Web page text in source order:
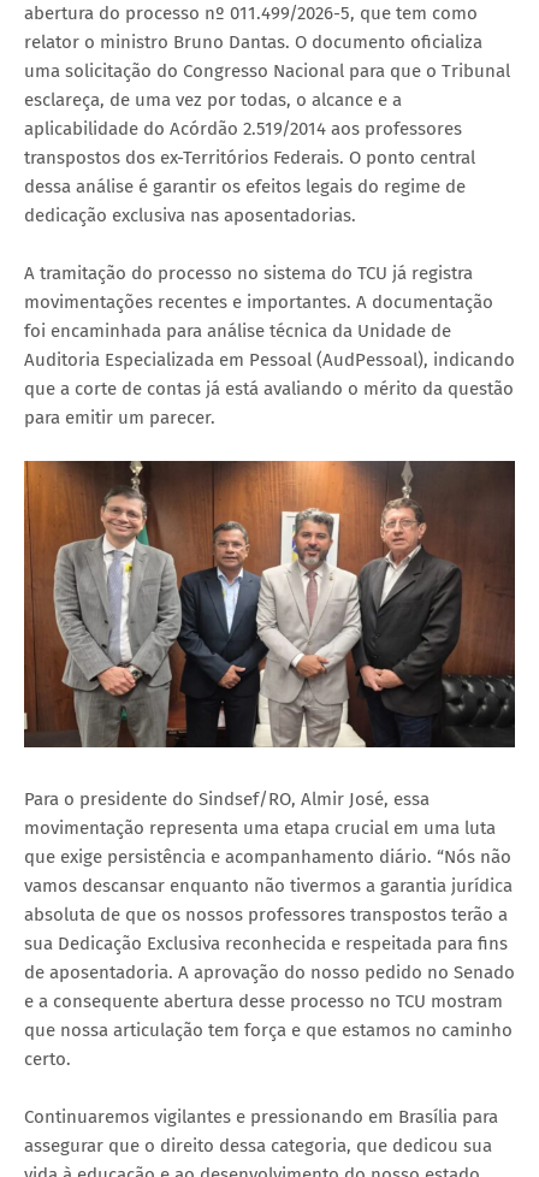
abertura do processo nº 011.499/2026-5, que tem como
relator o ministro Bruno Dantas. O documento oficializa
uma solicitação do Congresso Nacional para que o Tribunal
esclareça, de uma vez por todas, o alcance e a
aplicabilidade do Acórdão 2.519/2014 aos professores
transpostos dos ex-Territórios Federais. O ponto central
dessa análise é garantir os efeitos legais do regime de
dedicação exclusiva nas aposentadorias.
A tramitação do processo no sistema do TCU já registra
movimentações recentes e importantes. A documentação
foi encaminhada para análise técnica da Unidade de
Auditoria Especializada em Pessoal (AudPessoal), indicando
que a corte de contas já está avaliando o mérito da questão
para emitir um parecer.
Para o presidente do Sindsef/RO, Almir José, essa
movimentação representa uma etapa crucial em uma luta
que exige persistência e acompanhamento diário. “Nós não
vamos descansar enquanto não tivermos a garantia jurídica
absoluta de que os nossos professores transpostos terão a
sua Dedicação Exclusiva reconhecida e respeitada para fins
de aposentadoria. A aprovação do nosso pedido no Senado
e a consequente abertura desse processo no TCU mostram
que nossa articulação tem força e que estamos no caminho
certo.
Continuaremos vigilantes e pressionando em Brasília para
assegurar que o direito dessa categoria, que dedicou sua